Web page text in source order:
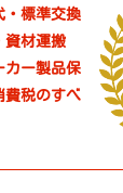
・標準交換
資材運搬
カー製品保
費税のすべ